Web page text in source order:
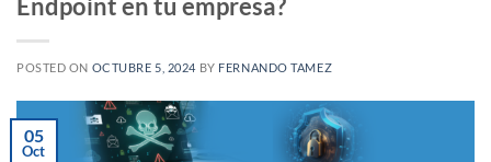
POSTED ON OCTUBRE 5, 2024 BY FERNANDO TAMEZ
05
Oct